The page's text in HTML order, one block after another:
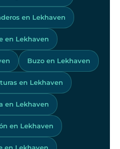
en Lekhaven
en Lekhaven
Buzo en Lekhaven
en Lekhaven
en Lekhaven
en Lekhaven
en Lekhaven